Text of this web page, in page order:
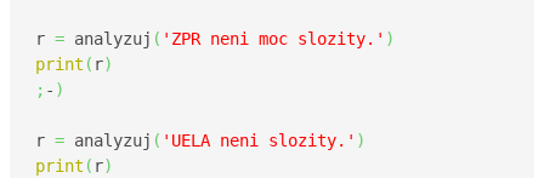
r = analyzuj ( 'ZPR neni moc slozity.' )
print ( r)
; - )
r = analyzuj ( 'UELA neni slozity.' )
print ( r)